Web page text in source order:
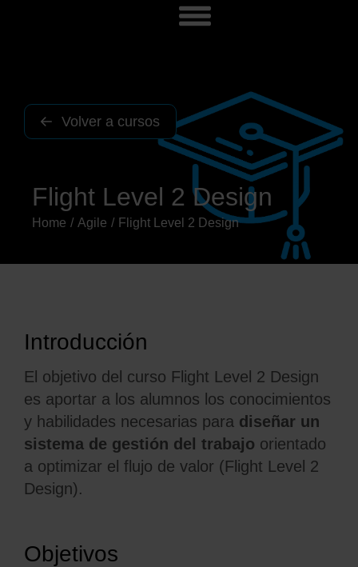
Volver a cursos
Flight Level 2 Design
You are here:
Home Agile Flight Level 2 Design
Introducción
El objetivo del curso Flight Level 2 Design
es aportar a los alumnos los conocimientos
y habilidades necesarias para diseñar un
sistema de gestión de trabajo orientado
a optimizar el flujo de valor (Flight Level 2
Design).
Objetivos